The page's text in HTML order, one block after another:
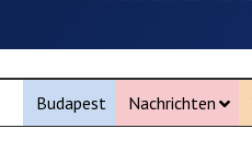
Budapest Nachrichten